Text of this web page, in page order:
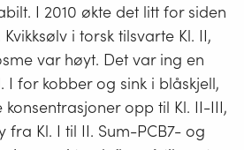
I 2010 økte det litt for siden
i torsk tilsvarte Kl. II,
var høyt. Det var ing en
I for kobber og sink i blåskjell,
konsentrasjoner opp til Kl. II-III,
fra Kl. I til II. Sum-PCB7- og